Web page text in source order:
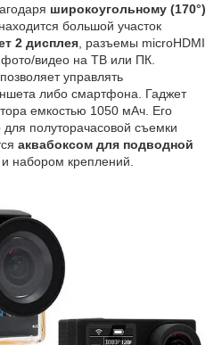
широкоугольному (170°)
большой участок
2 дисплея , разъемы microHDMI
видео на ТВ или ПК.
позволяет управлять
либо смартфона. Гаджет
емкостью 1050 мАч. Его
для полуторачасовой съемки
аквабоксом для подводной
и набором креплений.